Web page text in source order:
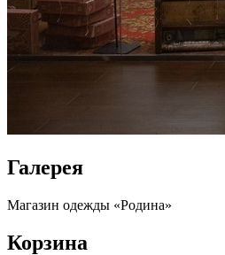
Галерея
Магазин одежды «Родина»
Корзина